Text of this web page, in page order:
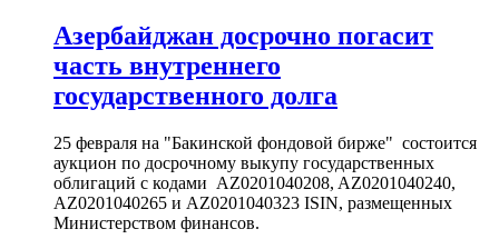
Азербайджан досрочно погасит
часть внутреннего
государственного долга
25 февраля на "Бакинской фондовой бирже" состоится
аукцион по досрочному выкупу государственных
облигаций с кодами AZ0201040208, AZ0201040240,
AZ0201040265 и AZ0201040323 ISIN, размещенных
Министерством финансов.